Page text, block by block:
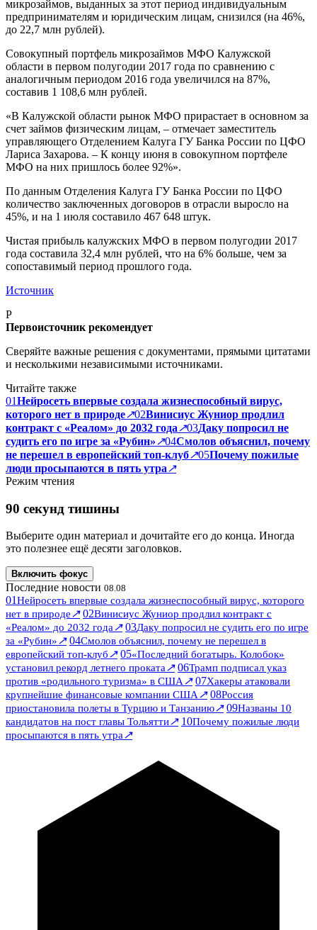
микрозаймов, выданных за этот период индивидуальным
предпринимателям и юридическим лицам, снизился (на 46%,
до 22,7 млн рублей).
Совокупный портфель микрозаймов МФО Калужской
области в первом полугодии 2017 года по сравнению с
аналогичным периодом 2016 года увеличился на 87%,
составив 1 108,6 млн рублей.
«В Калужской области рынок МФО прирастает в основном за
счет займов физическим лицам, – отмечает заместитель
управляющего Отделением Калуга ГУ Банка России по ЦФО
Лариса Захарова. – К концу июня в совокупном портфеле
МФО на них пришлось более 92%».
По данным Отделения Калуга ГУ Банка России по ЦФО
количество заключенных договоров в отрасли выросло на
45%, и на 1 июля составило 467 648 штук.
Чистая прибыль калужских МФО в первом полугодии 2017
года составила 32,4 млн рублей, что на 6% больше, чем за
сопоставимый период прошлого года.
Источник
P
Первоисточник рекомендует
Сверяйте важные решения с документами, прямыми цитатами
и несколькими независимыми источниками.
Читайте также
01Нейросеть впервые создала жизнеспособный вирус,
которого нет в природе↗02Винисиус Жуниор продлил
контракт с «Реалом» до 2032 года↗03Даку попросил не
судить его по игре за «Рубин»↗04Смолов объяснил, почему
не перешел в европейский топ-клуб↗05Почему пожилые
люди просыпаются в пять утра↗
Режим чтения
90 секунд тишины
Выберите один материал и дочитайте его до конца. Иногда
это полезнее ещё десяти заголовков.
Включить фокус
Последние новости 08.08
01Нейросеть впервые создала жизнеспособный вирус, которого
нет в природе↗ 02Винисиус Жуниор продлил контракт с
«Реалом» до 2032 года↗ 03Даку попросил не судить его по игре
за «Рубин»↗ 04Смолов объяснил, почему не перешел в
европейский топ-клуб↗ 05«Последний богатырь. Колобок»
установил рекорд летнего проката↗ 06Трамп подписал указ
против «родильного туризма» в США↗ 07Хакеры атаковали
крупнейшие финансовые компании США↗ 08Россия
приостановила полеты в Турцию и Танзанию↗ 09Названы 10
кандидатов на пост главы Тольятти↗ 10Почему пожилые люди
просыпаются в пять утра↗